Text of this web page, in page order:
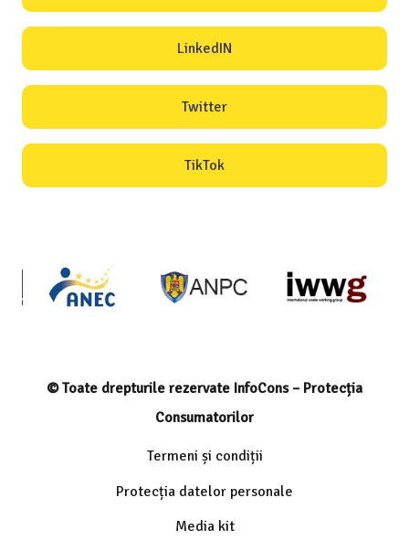
LinkedIN
Twitter
TikTok
© Toate drepturile rezervate InfoCons – Protecția
Consumatorilor
Termeni și condiții
Protecția datelor personale
Media kit